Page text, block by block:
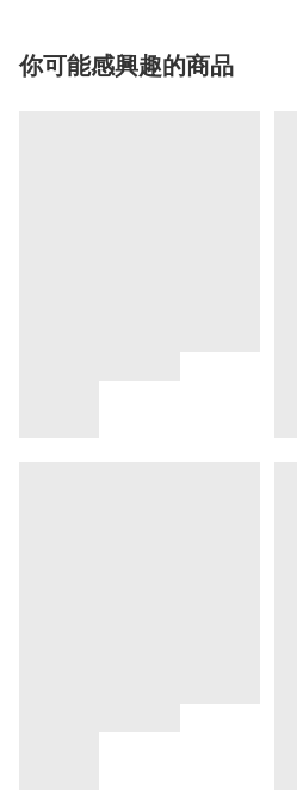
你可能感興趣的商品